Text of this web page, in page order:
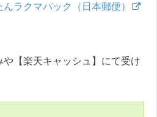
んラクマパック（日本郵便）
【楽天キャッシュ】にて受け